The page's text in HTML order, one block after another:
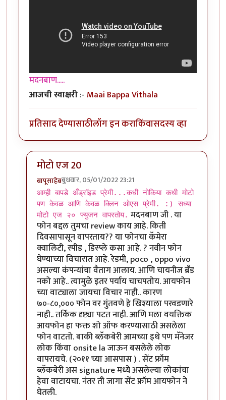
मदनबाण.....
आजची स्वाक्षरी:- Maai Bappa Vithala
प्रतिसाद देण्यासाठीलॉग इन कराकिंवासदस्य व्हा
मोटो एज 20
बापूसाहेबबुधवार, 05/01/2022 23:21
In reply toआमच्या हापिसात जे मॅनेजरbyमदनबाण
आम्ही बापडे अँड्रॉइड प्रेमी...कधी नोकिया कधी मोटो
पण केवळ आणि केवळ क्लिन ओएस प्रेमी. :) सध्या
मोटो एज २० फ्युजन वापरतोय. मदनबाण जी . या
फोन बद्दल तुमचा review काय आहे. किती
दिवसापासून वापरताय?? या फोनचा कॅमेरा
क्वालिटी, स्पीड , डिस्प्ले कसा आहे. ? नवीन फोन
घेण्याच्या विचारात आहे. रेडमी, poco , oppo vivo
असल्या कंपन्यांचा वैताग आलाय. आणि चायनीज ब्रँड
नको आहे.. त्यामुळे इतर पर्याय चाचपतोय. आयफोन
च्या वाट्याला जायचा विचार नाही.. कारण
७०-८०,००० फोन वर गुंतवणे हे खिश्याला परवडणारे
नाही.. तर्किक दृष्ट्या पटत नाही. आणि मला वयक्तिक
आयफोन हा फक्त शो ऑफ करण्यासाठी असलेला
फोन वाटतो. बाकी ब्लॅकबेरी आमच्या इथे पण मॅनेजर
लोक किंवा onsite la जाऊन बसलेले लोक
वापरायचे. (२०११ च्या आसपास ) . सेंट फ्रॉम
ब्लॅकबेरी अस signature मध्ये असलेल्या लोकांचा
हेवा वाटायचा. नंतर ती जागा सेंट फ्रॉम आयफोन ने
घेतली.